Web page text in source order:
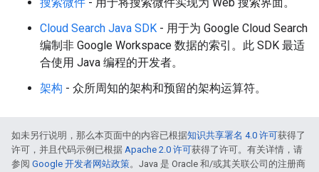
Cloud Search Java SDK - 用于为 Google Cloud Search
编制非 Google Workspace 数据的索引。此 SDK 最适
合使用 Java 编程的开发者。
架构 - 众所周知的架构和预留的架构运算符。
如未另行说明，那么本页面中的内容已根据知识共享署名 4.0 许可获得了
许可，并且代码示例已根据 Apache 2.0 许可获得了许可。有关详情，请
参阅 Google 开发者网站政策。Java 是 Oracle 和/或其关联公司的注册商